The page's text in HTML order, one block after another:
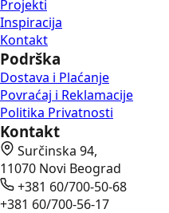
Projekti
Inspiracija
Kontakt
Podrška
Dostava i Plaćanje
Povraćaj i Reklamacije
Politika Privatnosti
Kontakt
Surčinska 94,
11070 Novi Beograd
+381 60/700-50-68
+381 60/700-56-17